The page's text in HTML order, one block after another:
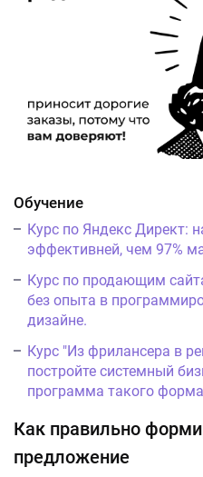
Обучение
Курс по Яндекс Директ:
эффективней, чем 97%
Курс по продающим
без опыта в
дизайне.
Курс "Из фрилансера в
постройте системный
программа такого
Как правильно
предложение